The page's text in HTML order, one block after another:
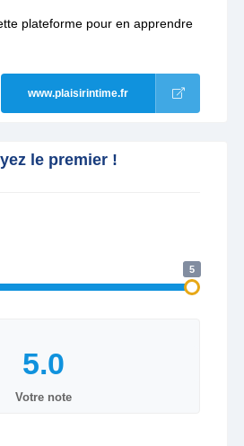
plateforme pour en apprendre
www.plaisirintime.fr
le premier !
5
Votre note